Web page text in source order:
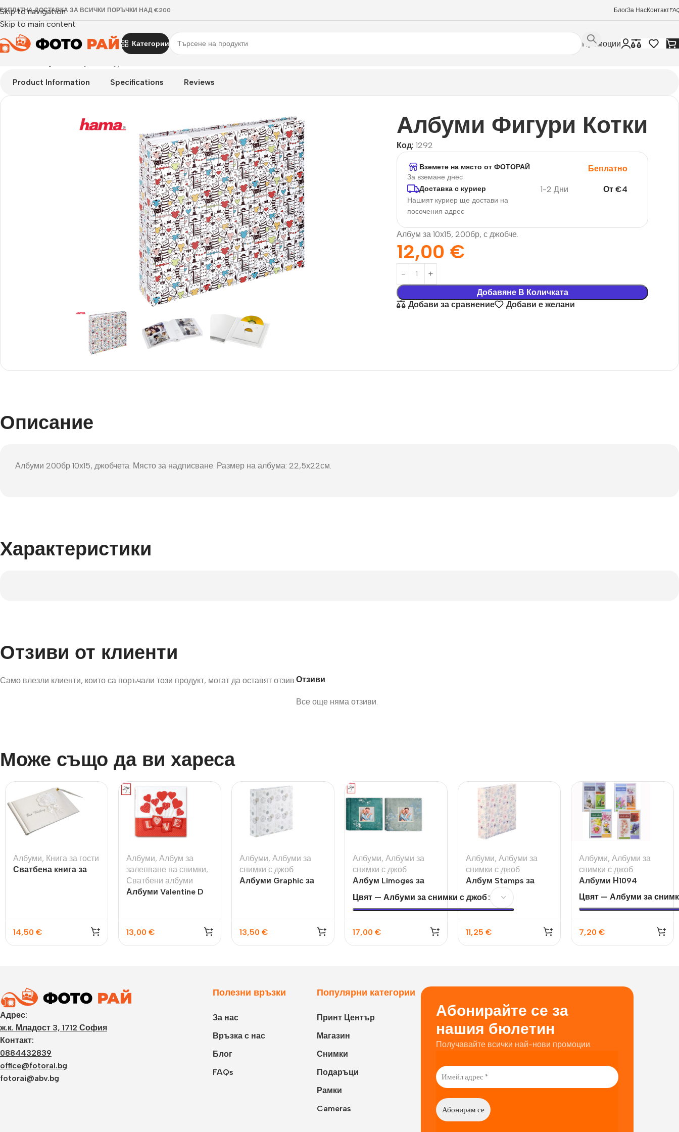
Skip to navigation
Skip to main content
ДОСТАВКА ЗА ВСИЧКИ ПОРЪЧКИ НАД €200 БлогЗа НасКонтакт
Категории
Постери
Стена
Подаръци
Фото пъзел 120
части
Промоции
Product Information Specifications Reviews
Албуми Фигури Котки
Код:1292
Вземете на място от ФОТОРАЙ
За вземане днес
Беплатно
Доставка с куриер
Нашият куриер ще достави на
посочения адрес
1-2 Дни От €4
Албум за 10х15, 200бр, с джобче.
12,00€
Добавяне В Количката
Добави за сравнение
Добави е желани
Описание
Албуми 200бр 10х15, джобчета. Място за надписване. Размер на албума: 22,5х22см.
Характеристики
Отзиви от клиенти
Отзиви
Все още няма отзиви.
Само влезли клиенти, които са поръчали този продукт, могат да оставят отзив.
Може също да ви хареса
Албуми, Книга за гости
Сватбена книга за
14,50 €
Албуми, Албум за
залепване на снимки,
Сватбени албуми
Албуми Valentine D
13,00 €
Албуми, Албуми за
снимки с джоб
Албуми Graphic за
13,50 €
Албуми, Албуми за
снимки с джоб
Албум Limoges за
200бр 10х15см
Цвят — Албуми за снимки с джоб
17,00 €
Албуми, Албуми за
снимки с джоб
Албум Stamps за
200бр 10х15см
11,25 €
Албуми, Албуми за
снимки с джоб
Албуми Н1094
Цвят — Албуми за
7,20 €
Адрес:
ж.к. Младост 3, 1712 София
Контакт:
0884432839
office@fotorai.bg
fotorai@abv.bg
Полезни връзки
За нас
Връзка с нас
Блог
FAQs
Популярни категории
Принт Център
Магазин
Снимки
Подаръци
Рамки
Cameras
Абонирайте се за
нашия бюлетин
Получавайте всички най-нови промоции.